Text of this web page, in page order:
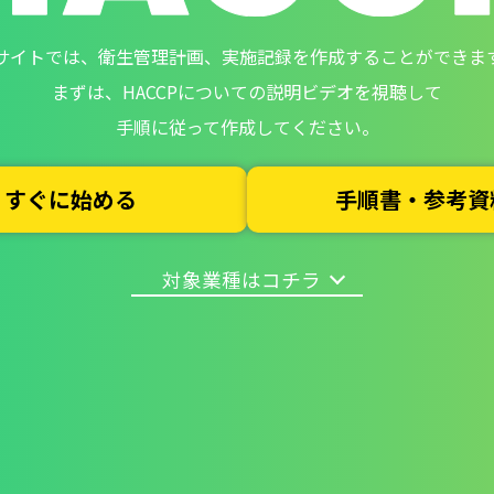
イトでは、衛生管理計画、実施記録を作成することができま
まずは、HACCPについての説明ビデオを視聴して
手順に従って作成してください。
すぐに始める 手順書・参考
対象業種はコチラ